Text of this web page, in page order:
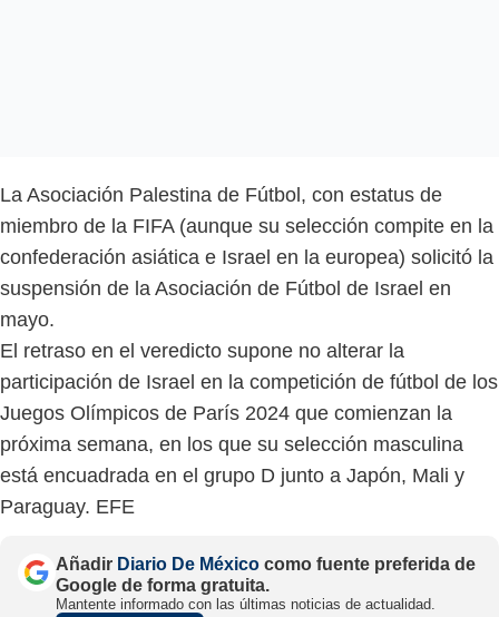
La Asociación Palestina de Fútbol, con estatus de
miembro de la FIFA (aunque su selección compite en la
confederación asiática e Israel en la europea) solicitó la
suspensión de la Asociación de Fútbol de Israel en
mayo.
El retraso en el veredicto supone no alterar la
participación de Israel en la competición de fútbol de los
Juegos Olímpicos de París 2024 que comienzan la
próxima semana, en los que su selección masculina
está encuadrada en el grupo D junto a Japón, Mali y
Paraguay. EFE
Añadir Diario De México como fuente preferida de
Google de forma gratuita.
Mantente informado con las últimas noticias de actualidad.